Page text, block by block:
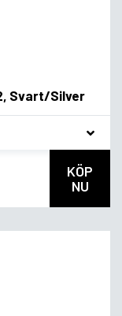
Svart/Silver
KÖP
NU